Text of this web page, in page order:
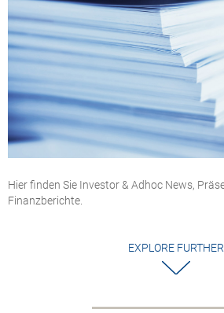
Hier finden Sie Investor & Adhoc News,
Finanzberichte.
EXPLORE FURTHER